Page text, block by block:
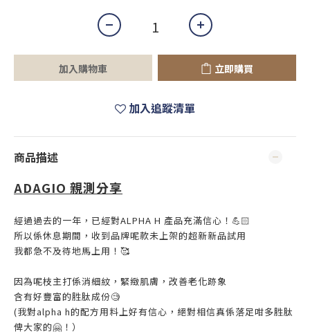
加入購物車 立即購買
加入追蹤清單
商品描述
ADAGIO 親測分享
經過過去的一年，已經對ALPHA H 產品充滿信心！💪🏻
所以係休息期間，收到品牌呢款未上架的超新新品試用
我都急不及待地馬上用！🥰
因為呢枝主打係消細紋，緊緻肌膚，改善老化跡象
含有好豐富的胜肽成份🧐
(我對alpha h的配方用料上好有信心，絕對相信真係落足咁多胜肽
俾大家的🤗！）